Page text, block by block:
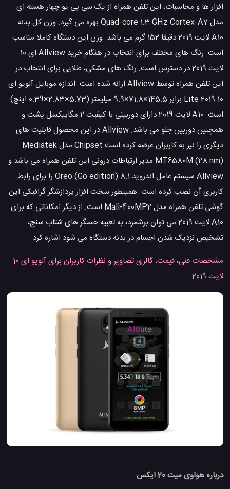
افزار ها و محاسبات، این تلفن همراه از یک سی پی یو چهار هسته ای
مدل Quad-core 1.3 GHz Cortex-A7 بهره می گیرد. وزن کل بدنه
A10 لایت 2019 دقیقا 152 گرم می باشد. وزن این دستگاه کاملا مناسب
است. رنگ های مختلف برای انتخاب در هنگام خرید Allview ای 10
لایت 2019 در دسترس است. رنگ های مشکی، طلایی برای انتخاب در
این تلفن همراه توسط Allview ارائه شده است. اندازه موبایل آلویو ای
10 Lite 2019 برابر 145.5×71.8×9.9 میلیمتر (5.73×2.83×0.39 اینچ)
است. A10 لایت 2019 دارای دوربینی با کیفیت 2 مگاپیکسل پشت و
همچنین دوربین جلو می باشد. Allview در این محصول قابلیت های
دیگری را نیز به کاربران عرضه کرده است Chipset مدل Mediatek
MT6580M (28 nm) مدیر ارتباطات درونی این تلفن همراه می باشد و
Allview سیستم عامل اندروید 8.1 Oreo (Go edition) را برای رابط
کاربری آن نصب کرده است. همینطور سخت افزار پردازشگر گرافیکی این
گوشی تلفن همراه مدل Mali-400MP2 است. از دیگر امکاناتی که برای
A10 لایت 2019 می توان برشمرد، به تعبیه حسگر های شتاب سنج،
تشخیص نزدیک شدن اجسام در بدنه دستگاه می شود اشاره کرد.
مشخصات فنی، قیمت، گالری تصاویر و نظرات کاربران برای آلویو ای 10
لایت 2019
درباره هواوی میت 20 ایکس